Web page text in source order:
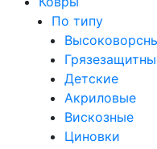
По типу
Детские
Акриловые
Вискозные
Циновки